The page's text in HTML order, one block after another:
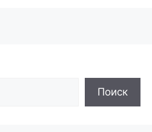
Поиск